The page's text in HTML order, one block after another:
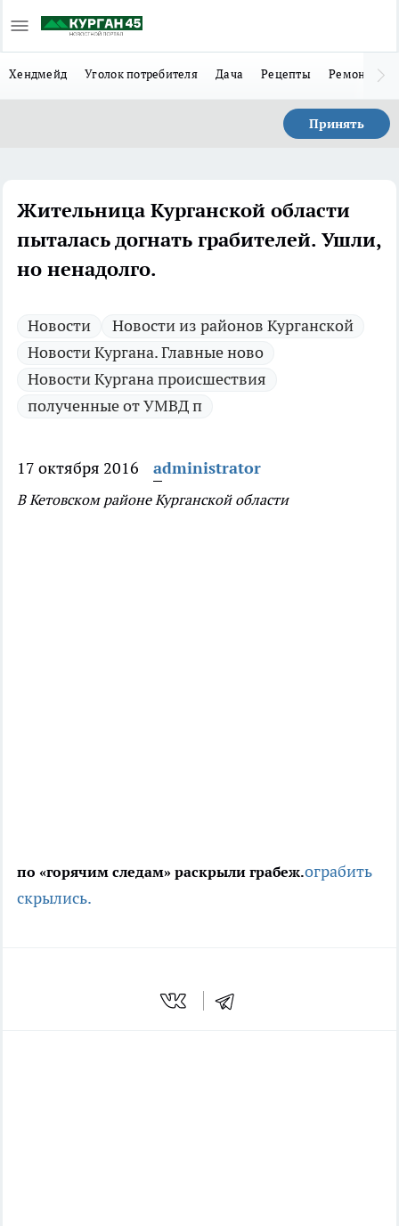
Хендмейд Уголок потребителя Дача Рецепты Ремонт
Принять
Жительница Курганской области
пыталась догнать грабителей. Ушли,
но ненадолго.
Новости
Новости из районов Курганской
Новости Кургана. Главные ново
Новости Кургана происшествия
полученные от УМВД п
17 октября 2016 administrator
В Кетовском районе Курганской области
по «горячим следам» раскрыли грабеж.ограбить
скрылись.